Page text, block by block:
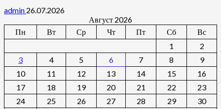
admin 26.07.2026
Август 2026
Пн
Вт Ср Чт Пт Сб
Вс
1
2
3
4 5 6 7 8
9
10
11 12 13 14 15
16
17
18 19 20 21 22
23
24
25 26 27 28 29
30